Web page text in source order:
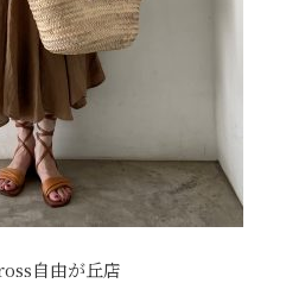
自由が丘店